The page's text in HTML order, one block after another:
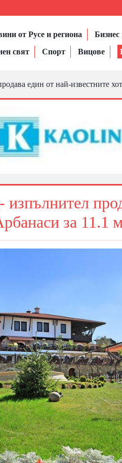
от Русе и региона
свят
Спорт Вицове
един от най-известните
изпълнител
за 11.1